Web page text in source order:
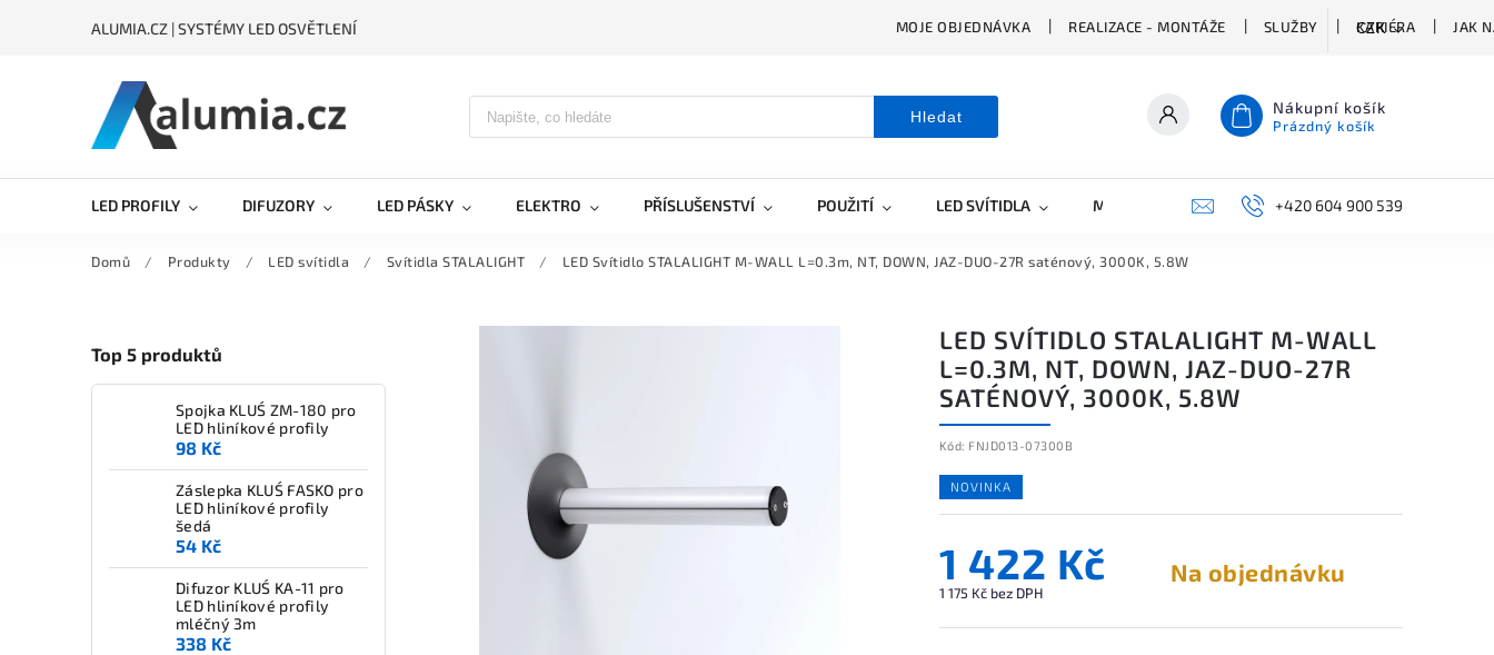
ALUMIA.CZ | SYSTÉMY LED OSVĚTLENÍ MOJE OBJEDNÁVKA REALIZACE - MONTÁŽE SLUŽBY KARIÉRA JAK
CZK
Hledat Nákupní košík
Prázdný košík
LED PROFILY DIFUZORY LED PÁSKY ELEKTRO PŘÍSLUŠENSTVÍ POUŽITÍ LED SVÍTIDLA MARKETING KONTAKTY+420 604 900 539
Domů / Produkty / LED svítidla / Svítidla STALALIGHT / LED Svítidlo STALALIGHT M-WALL L=0.3m, NT, DOWN, JAZ-DUO-27R saténový, 3000K, 5.8W
Top 5 produktů
Spojka KLUŚ ZM-180 pro
LED hliníkové profily
98 Kč
Záslepka KLUŚ FASKO pro
LED hliníkové profily
šedá
54 Kč
Difuzor KLUŚ KA-11 pro
LED hliníkové profily
mléčný 3m
338 Kč
LED SVÍTIDLO STALALIGHT M-WALL
L=0.3M, NT, DOWN, JAZ-DUO-27R
SATÉNOVÝ, 3000K, 5.8W
Kód: FNJD013-07300B
NOVINKA
1 422 Kč
1 175 Kč bez DPH
Na objednávku